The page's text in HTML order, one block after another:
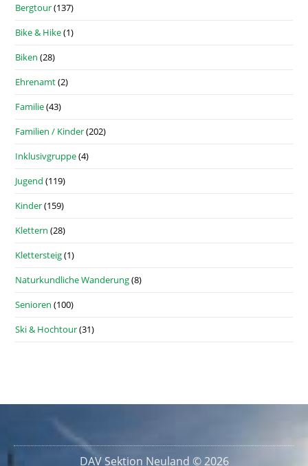
Bergtour(137)
Bike & Hike(1)
Biken (28)
Ehrenamt(2)
Familie(43)
Familien / Kinder(202)
Inklusivgruppe(4)
Jugend (119)
Kinder(159)
Klettern (28)
Klettersteig(1)
Naturkundliche Wanderung(8)
Senioren (100)
Ski & Hochtour(31)
DAV Sektion Neuland © 2026